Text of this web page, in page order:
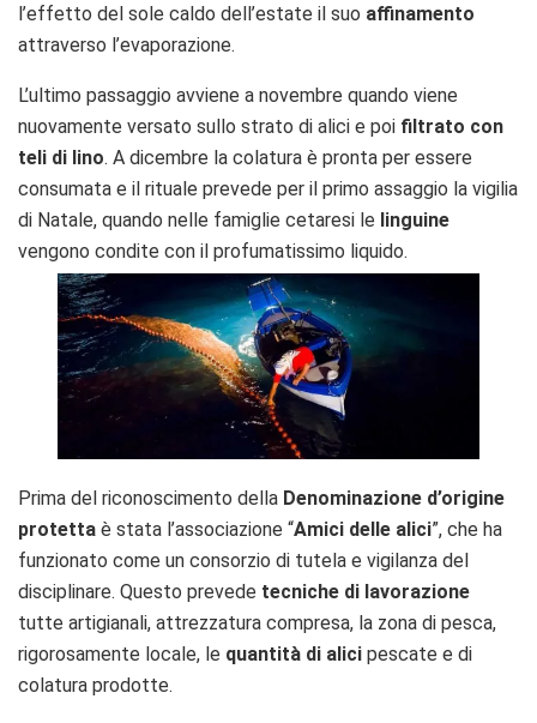
l’effetto del sole caldo dell’estate il suo affinamento
attraverso l’evaporazione.
L’ultimo passaggio avviene a novembre quando viene
nuovamente versato sullo strato di alici e poi filtrato con
teli di lino. A dicembre la colatura è pronta per essere
consumata e il rituale prevede per il primo assaggio la vigilia
di Natale, quando nelle famiglie cetaresi le linguine
vengono condite con il profumatissimo liquido.
Prima del riconoscimento della Denominazione d’origine
protetta è stata l’associazione “Amici delle alici”, che ha
funzionato come un consorzio di tutela e vigilanza del
disciplinare. Questo prevede tecniche di lavorazione
tutte artigianali, attrezzatura compresa, la zona di pesca,
rigorosamente locale, le quantità di alici pescate e di
colatura prodotte.